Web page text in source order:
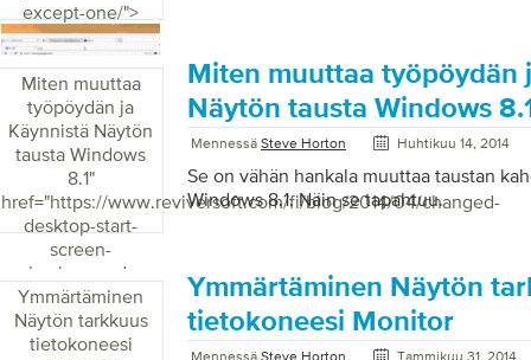
except-one/">
Miten muuttaa
työpöydän ja
Käynnistä Näytön
tausta Windows
8.1"
href="https://www.reviversoft.com/fi/blog/2014/04/changed-
desktop-start-
screen-
background-
windows/">
Miten muuttaa työpöydän
Näytön tausta Windows
Mennessä Steve Horton Huhtikuu 14, 2014
Se on vähän hankala muuttaa taustan
Windows 8.1. Näin se tapahtuu.
Ymmärtäminen
Näytön tarkkuus
tietokoneesi
Ymmärtäminen Näytön
tietokoneesi Monitor
Mennessä Steve Horton Tammikuu 31, 2014